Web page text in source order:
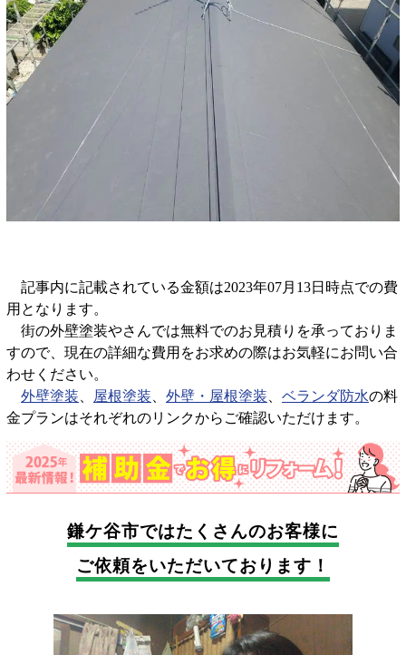
記事内に記載されている金額は2023年07月13日時点での費
用となります。
街の外壁塗装やさんでは無料でのお見積りを承っておりま
すので、現在の詳細な費用をお求めの際はお気軽にお問い合
わせください。
外壁塗装
屋根塗装 外壁・屋根塗装 ベランダ防水の料
金プランはそれぞれのリンクからご確認いただけます。
鎌ケ谷市ではたくさんのお客様に
ご依頼をいただいております！